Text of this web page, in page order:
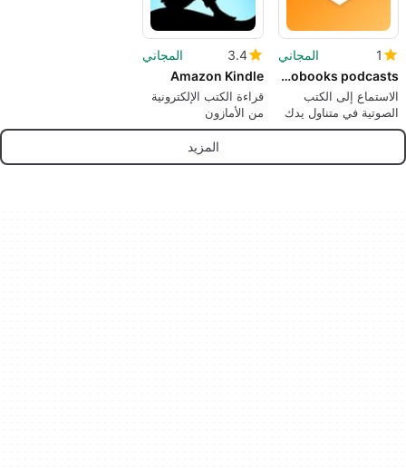
1
المجاني
Audible audiobooks podcasts
الاستماع إلى الكتب
الصوتية في متناول يدك
3.4
المجاني
Amazon Kindle
قراءة الكتب الإلكترونية
من الأمازون
المزيد